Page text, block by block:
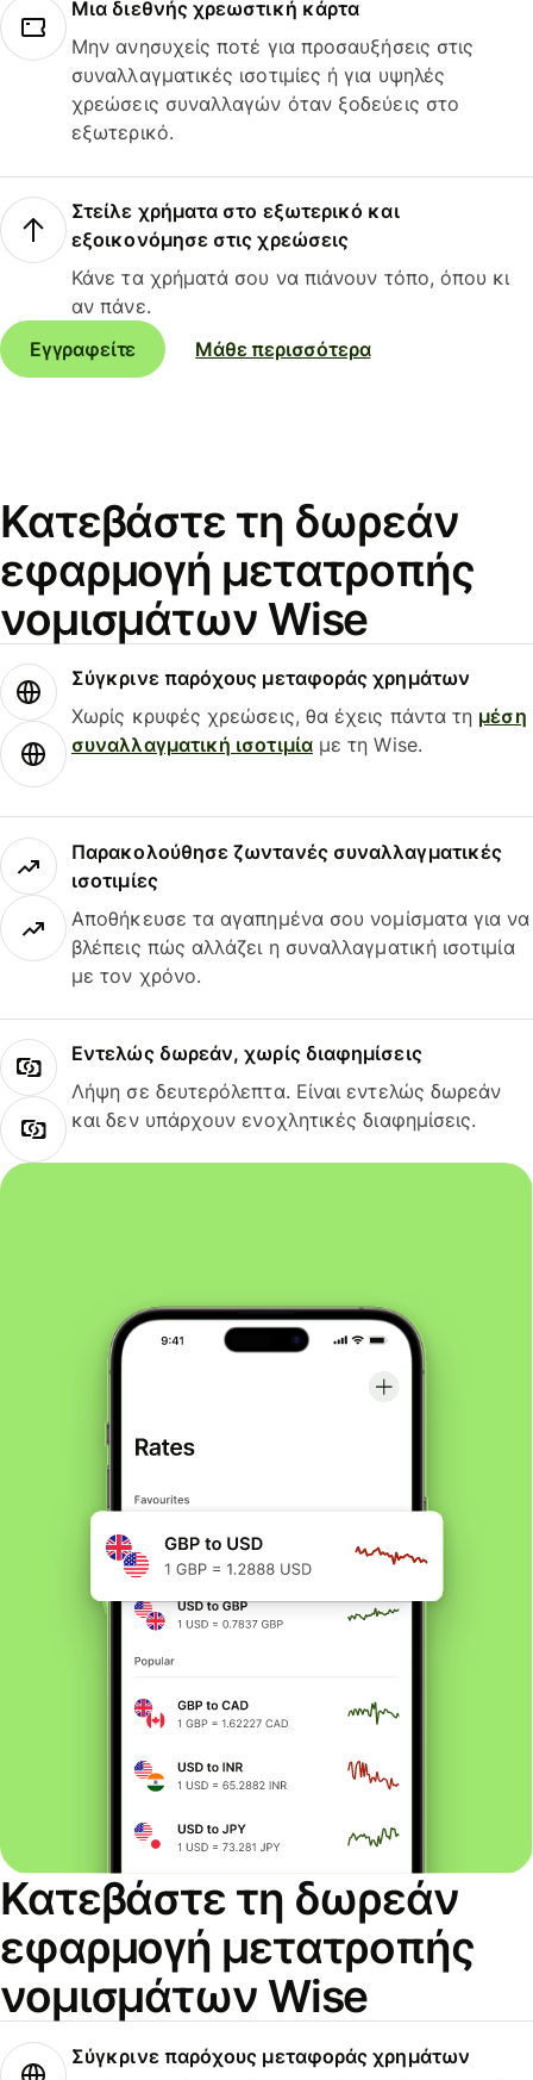
Μια διεθνής χρεωστική κάρτα
Μην ανησυχείς ποτέ για προσαυξήσεις στις
συναλλαγματικές ισοτιμίες ή για υψηλές
χρεώσεις συναλλαγών όταν ξοδεύεις στο
εξωτερικό.
Στείλε χρήματα στο εξωτερικό και
εξοικονόμησε στις χρεώσεις
Κάνε τα χρήματά σου να πιάνουν τόπο, όπου κι
αν πάνε.
Εγγραφείτε
Μάθε περισσότερα
Κατεβάστε τη δωρεάν
εφαρμογή μετατροπής
νομισμάτων Wise
Σύγκρινε παρόχους μεταφοράς χρημάτων
Χωρίς κρυφές χρεώσεις, θα έχεις πάντα τη μέση
συναλλαγματική ισοτιμίαμε τη Wise.
Παρακολούθησε ζωντανές συναλλαγματικές
ισοτιμίες
Αποθήκευσε τα αγαπημένα σου νομίσματα για να
βλέπεις πώς αλλάζει η συναλλαγματική ισοτιμία
με τον χρόνο.
Εντελώς δωρεάν, χωρίς διαφημίσεις
Λήψη σε δευτερόλεπτα. Είναι εντελώς δωρεάν
και δεν υπάρχουν ενοχλητικές διαφημίσεις.
Κατεβάστε τη δωρεάν
εφαρμογή μετατροπής
νομισμάτων Wise
Σύγκρινε παρόχους μεταφοράς χρημάτων